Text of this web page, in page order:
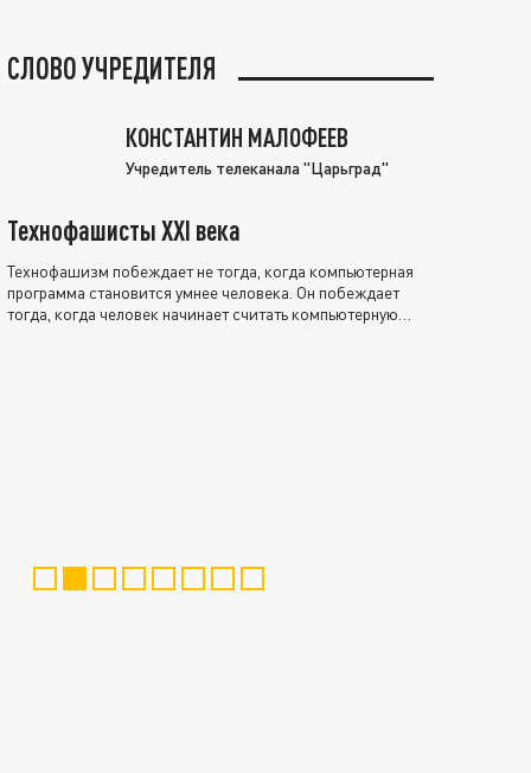
СЛОВО УЧРЕДИТЕЛЯ
КОНСТАНТИН МАЛОФЕЕВ
Учредитель телеканала "Царьград"
Технофашисты XXI века
Технофашизм побеждает не тогда, когда компьютерная
программа становится умнее человека. Он побеждает
тогда, когда человек начинает считать компьютерную